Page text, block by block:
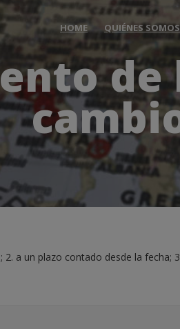
HOME QUIÉNES SOMOS
de
a un plazo contado desde la fecha;